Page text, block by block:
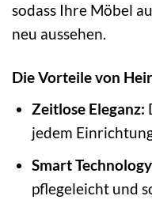
sodass Ihre Möbel
neu aussehen.
Die Vorteile von
Zeitlose Eleganz:
jedem
Smart
pflegeleicht und